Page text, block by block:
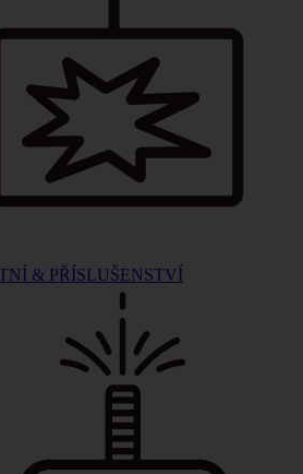
& PŘÍSLUŠENSTVÍ